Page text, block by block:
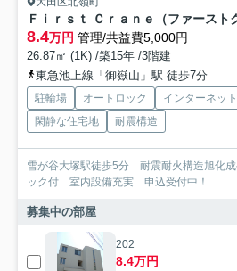
Ｆｉｒｓｔ Ｃｒａｎｅ（ファースト
8.4万円 管理/共益費5,000円
26.87㎡ (1K) /築15年 /3階建
東急池上線「御嶽山」駅 徒歩7分
駐輪場 オートロック インターネッ
閑静な住宅地
耐震構造
雪が谷大塚駅徒歩5分 耐震耐火構造旭化
ック付 室内設備充実 申込受付中！
募集中の部屋
202
8.4万円